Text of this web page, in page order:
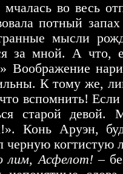
мчалась во весь
потный
мысли
за мной. А что,
Воображение
К тому же,
вспомнить!
старой
Конь Аруэн,
черную когтистую
лим, Асфелот!–